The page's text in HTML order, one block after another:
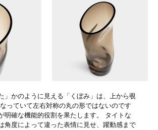
」かのように見える「くぼみ」は、上から覗
っていて左右対称の丸の形ではないのです
明確な機能的役割を果たします。 タイトな
角度によって違った表情に見せ、躍動感まで